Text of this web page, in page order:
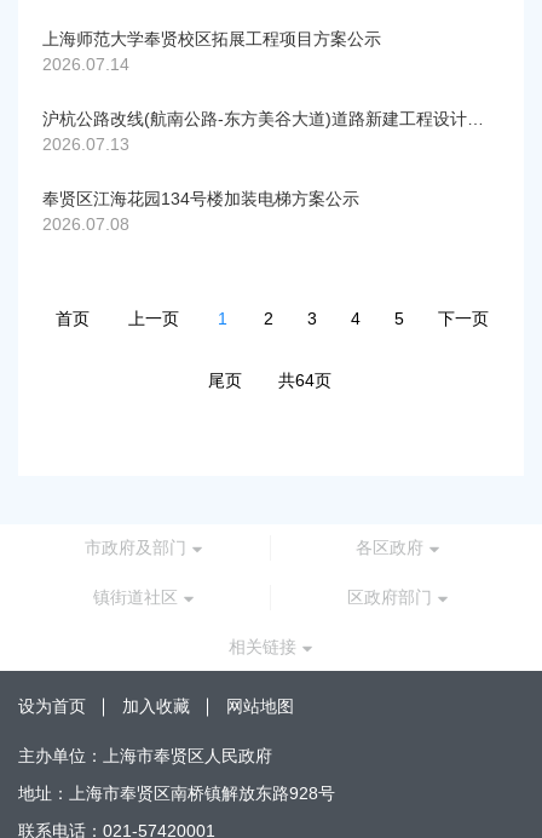
上海师范大学奉贤校区拓展工程项目方案公示
2026.07.14
沪杭公路改线(航南公路-东方美谷大道)道路新建工程设计方案规划公示
2026.07.13
奉贤区江海花园134号楼加装电梯方案公示
2026.07.08
首页 上一页 1 2 3 4 5 下一页
尾页 共64页
市政府及部门 各区政府
镇街道社区 区政府部门
相关链接
设为首页 加入收藏 网站地图
主办单位：上海市奉贤区人民政府
地址：上海市奉贤区南桥镇解放东路928号
联系电话：021-57420001